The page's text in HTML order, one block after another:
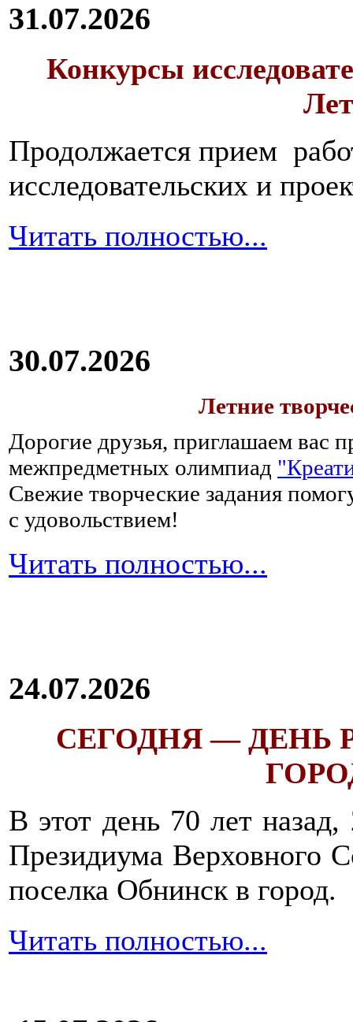
31.07.2026
Конкурсы
Продолжается прием
исследовательских и
Читать полностью...
30.07.2026
Летние
Дорогие друзья, приглашаем вас
межпредметных олимпиад
Свежие творческие задания
с удовольствием!
Читать полностью...
24.07.2026
СЕГОДНЯ — ДЕНЬ
В этот день 70 лет
Президиума Верховного
поселка Обнинск в город.
Читать полностью...